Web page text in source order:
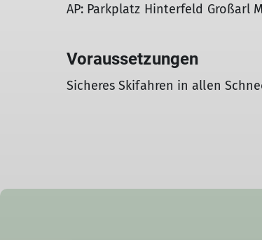
AP: Parkplatz Hinterfeld Großarl
Voraussetzungen
Sicheres Skifahren in allen